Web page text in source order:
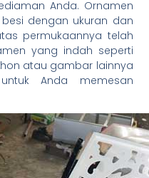
Anda. Ornamen
dengan ukuran dan
permukaannya telah
yang indah seperti
atau gambar lainnya
Anda memesan